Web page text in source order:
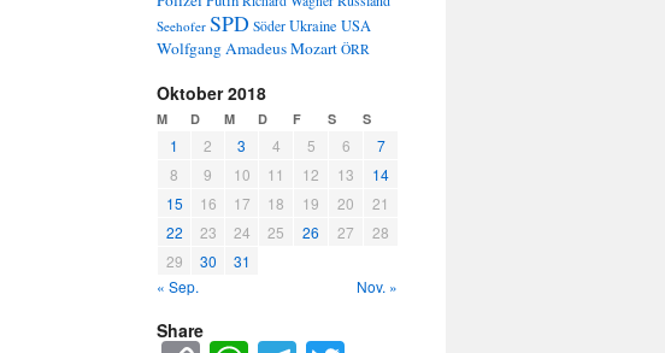
Seehofer SPD Söder Ukraine USA
Wolfgang Amadeus Mozart ÖRR
Oktober 2018
M D M D F S S
1 2 3 4 5 6
7
8
9 10 11 12 13
14
15
16 17 18 19 20
21
22
23 24 25 26 27
28
29
30
31
« Sep.
Nov. »
Share